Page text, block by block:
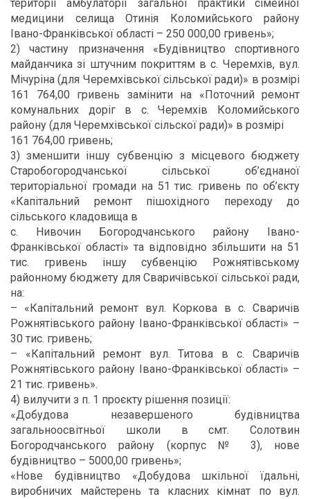
території амбулаторії загальної практики сімейної
медицини селища Отинія Коломийського району
Івано-Франківської області – 250 000,00 гривень»;
2) частину призначення «Будівництво спортивного
майданчика зі штучним покриттям в с. Черемхів, вул.
Мічуріна (для Черемхівської сільської ради)» в розмірі
161 764,00 гривень замінити на «Поточний ремонт
комунальних доріг в с. Черемхів Коломийського
району (для Черемхівської сільскої ради)» в розмірі
161 764,00 гривень;
3) зменшити іншу субвенцію з місцевого бюджету
Старобогородчанської сільської об’єднаної
територіальної громади на 51 тис. гривень по об’єкту
«Капітальний ремонт пішохідного переходу до
сільського кладовища в
с. Нивочин Богородчанського району Івано-
Франківської області» та відповідно збільшити на 51
тис. гривень іншу субвенцію Рожнятівському
районному бюджету для Сваричівської сільської ради,
на:
– «Капітальний ремонт вул. Коркова в с. Сваричів
Рожнятівського району Івано-Франківської області» –
30 тис. гривень;
– «Капітальний ремонт вул. Титова в с. Сваричів
Рожнятівського району Івано-Франківської області» –
21 тис. гривень».
4) вилучити з п. 1 проєкту рішення позиції:
«Добудова незавершеного будівництва
загальноосвітньої школи в смт. Солотвин
Богородчанського району (корпус № 3), нове
будівництво – 5000,00 гривень»;
«Нове будівництво «Добудова шкільної їдальні,
виробничих майстерень та класних кімнат по вул.